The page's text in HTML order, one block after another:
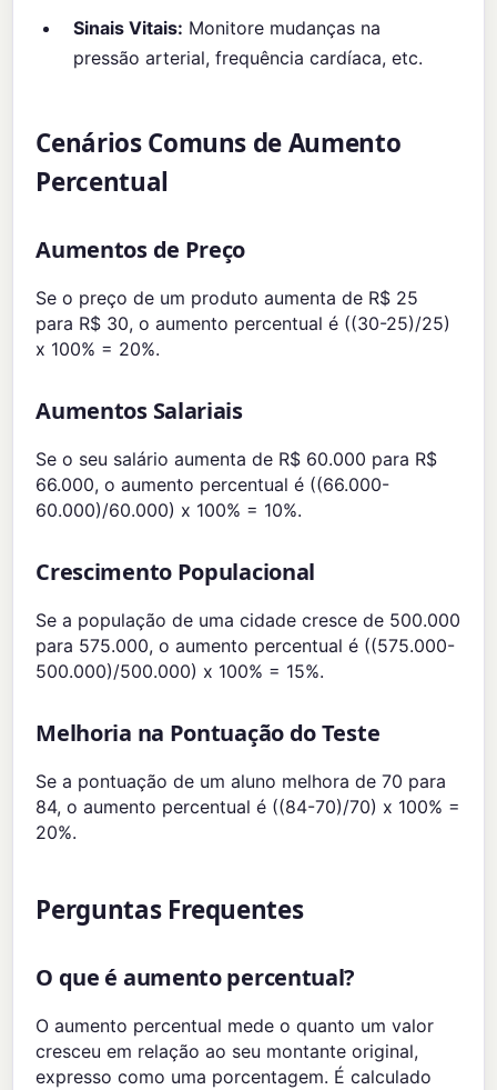
Sinais Vitais: Monitore mudanças na
pressão arterial, frequência cardíaca, etc.
Cenários Comuns de Aumento
Percentual
Aumentos de Preço
Se o preço de um produto aumenta de R$ 25
para R$ 30, o aumento percentual é ((30-25)/25)
x 100% = 20%.
Aumentos Salariais
Se o seu salário aumenta de R$ 60.000 para R$
66.000, o aumento percentual é ((66.000-
60.000)/60.000) x 100% = 10%.
Crescimento Populacional
Se a população de uma cidade cresce de 500.000
para 575.000, o aumento percentual é ((575.000-
500.000)/500.000) x 100% = 15%.
Melhoria na Pontuação do Teste
Se a pontuação de um aluno melhora de 70 para
84, o aumento percentual é ((84-70)/70) x 100% =
20%.
Perguntas Frequentes
O que é aumento percentual?
O aumento percentual mede o quanto um valor
cresceu em relação ao seu montante original,
expresso como uma porcentagem. É calculado